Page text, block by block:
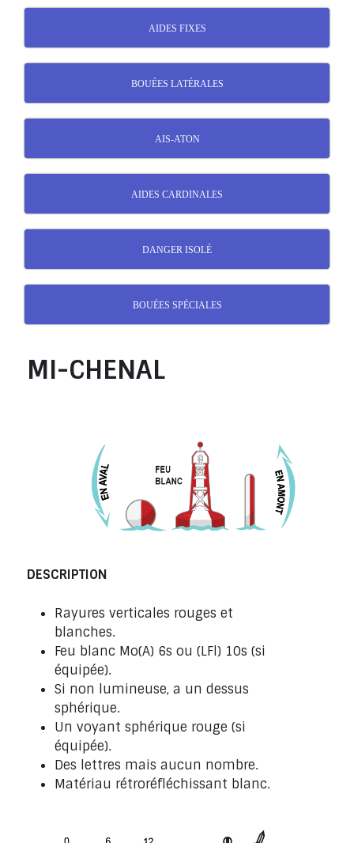
AIDES FIXES
BOUÉES LATÉRALES
AIS-ATON
AIDES CARDINALES
DANGER ISOLÉ
BOUÉES SPÉCIALES
MI-CHENAL
DESCRIPTION
Rayures verticales rouges et
blanches.
Feu blanc Mo(A) 6s ou (LFl) 10s (si
équipée).
Si non lumineuse, a un dessus
sphérique.
Un voyant sphérique rouge (si
équipée).
Des lettres mais aucun nombre.
Matériau rétroréfléchissant blanc.